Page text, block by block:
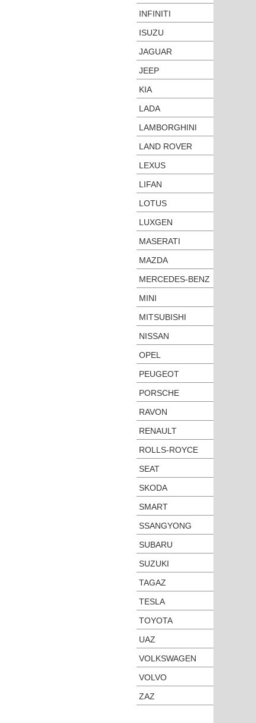
INFINITI
ISUZU
JAGUAR
JEEP
KIA
LADA
LAMBORGHINI
LAND ROVER
LEXUS
LIFAN
LOTUS
LUXGEN
MASERATI
MAZDA
MERCEDES-BENZ
MINI
MITSUBISHI
NISSAN
OPEL
PEUGEOT
PORSCHE
RAVON
RENAULT
ROLLS-ROYCE
SEAT
SKODA
SMART
SSANGYONG
SUBARU
SUZUKI
TAGAZ
TESLA
TOYOTA
UAZ
VOLKSWAGEN
VOLVO
ZAZ